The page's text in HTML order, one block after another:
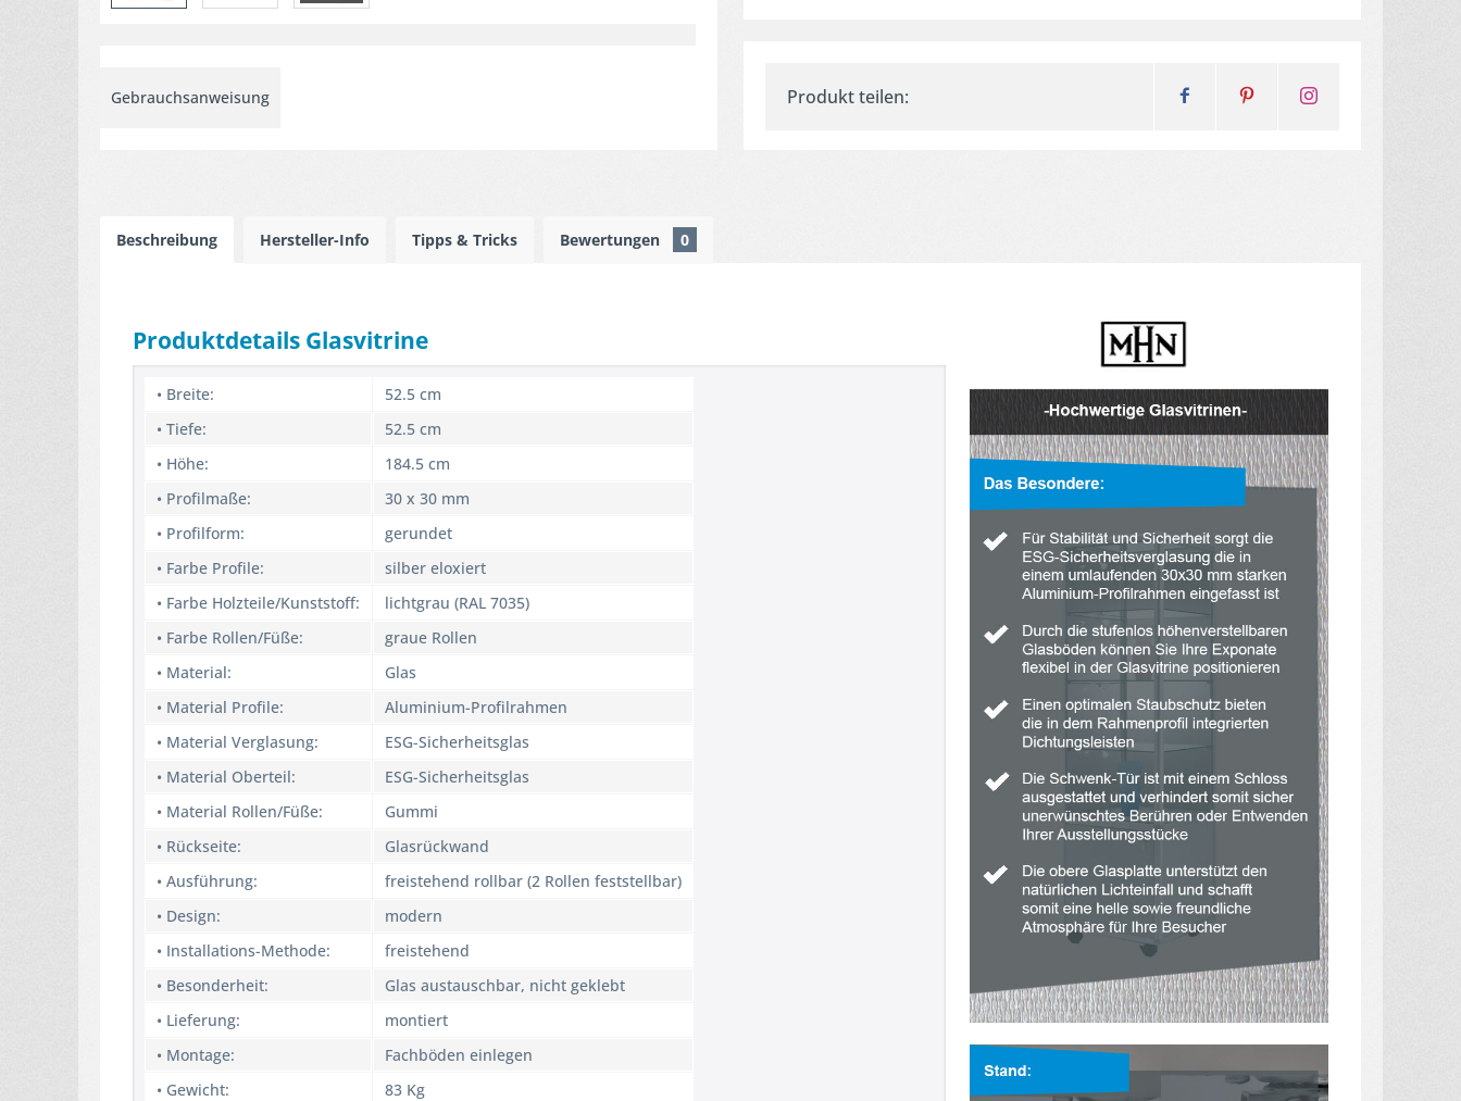
Gebrauchsanweisung Produkt teilen:
Beschreibung Hersteller-Info Tipps & Tricks Bewertungen 0
Produktdetails Glasvitrine
• Breite:
52.5 cm
• Tiefe:
52.5 cm
• Höhe:
184.5 cm
• Profilmaße:
30 x 30 mm
• Profilform:
gerundet
• Farbe Profile:
silber eloxiert
• Farbe Holzteile/Kunststoff:
lichtgrau (RAL 7035)
• Farbe Rollen/Füße:
graue Rollen
• Material:
Glas
• Material Profile:
Aluminium-Profilrahmen
• Material Verglasung:
ESG-Sicherheitsglas
• Material Oberteil:
ESG-Sicherheitsglas
• Material Rollen/Füße:
Gummi
• Rückseite:
Glasrückwand
• Ausführung:
freistehend rollbar (2 Rollen feststellbar)
• Design:
modern
• Installations-Methode:
freistehend
• Besonderheit:
Glas austauschbar, nicht geklebt
• Lieferung:
montiert
• Montage:
Fachböden einlegen
• Gewicht:
83 Kg